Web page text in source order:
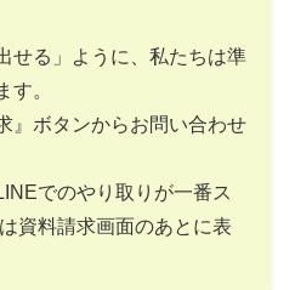
せる」ように、私たちは準
す。
』ボタンからお問い合わせ
でのやり取りが一番ス
資料請求画面のあとに表